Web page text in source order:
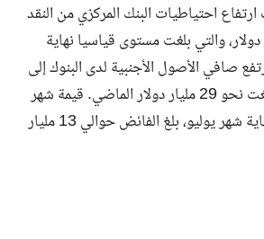
احتياطيات البنك المركزي من النقد
إلى 46.6 مليار دولار، والتي بلغت مستوى قياسيا نهاية
صافي الأصول الأجنبية لدى البنوك إلى
واحد من قيمة سلبية بلغت نحو 29 مليار دولار الماضي. قيمة شهر
يناير السلبية وبحلول نهاية شهر يوليو، بلغ الفائض حوالي 13 مليار